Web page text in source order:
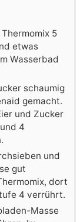
5
etwas
Wasserbad
schaumig
gemacht.
und Zucker
4
und
gut
dort
4 verrührt.
Masse